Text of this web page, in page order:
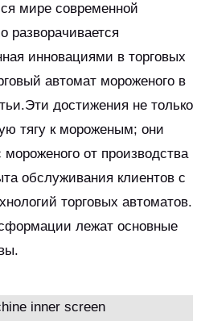
мире современной
разворачивается
инновациями в торговых
автомат мороженого в
достижения не только
тягу к мороженым; они
от производства
обслуживания клиентов с
торговых автоматов.
лежат основные